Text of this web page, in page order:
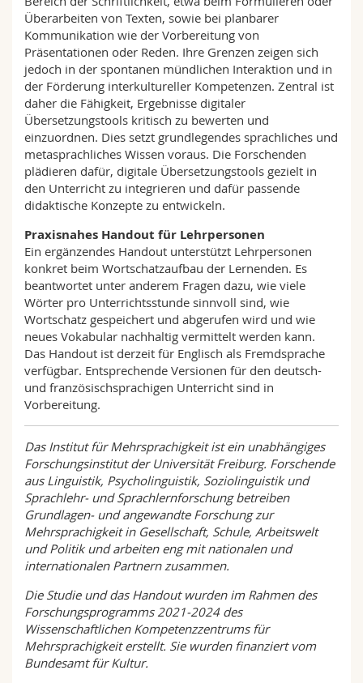
Überarbeiten von Texten, sowie bei planbarer
Kommunikation wie der Vorbereitung von
Präsentationen oder Reden. Ihre Grenzen zeigen sich
jedoch in der spontanen mündlichen Interaktion und in
der Förderung interkultureller Kompetenzen. Zentral ist
daher die Fähigkeit, Ergebnisse digitaler
Übersetzungstools kritisch zu bewerten und
einzuordnen. Dies setzt grundlegendes sprachliches und
metasprachliches Wissen voraus. Die Forschenden
plädieren dafür, digitale Übersetzungstools gezielt in
den Unterricht zu integrieren und dafür passende
didaktische Konzepte zu entwickeln.
Praxisnahes Handout für Lehrpersonen
Ein ergänzendes Handout unterstützt Lehrpersonen
konkret beim Wortschatzaufbau der Lernenden. Es
beantwortet unter anderem Fragen dazu, wie viele
Wörter pro Unterrichtsstunde sinnvoll sind, wie
Wortschatz gespeichert und abgerufen wird und wie
neues Vokabular nachhaltig vermittelt werden kann.
Das Handout ist derzeit für Englisch als Fremdsprache
verfügbar. Entsprechende Versionen für den deutsch-
und französischsprachigen Unterricht sind in
Vorbereitung.
Das Institut für Mehrsprachigkeit ist ein unabhängiges
Forschungsinstitut der Universität Freiburg. Forschende
aus Linguistik, Psycholinguistik, Soziolinguistik und
Sprachlehr- und Sprachlernforschung betreiben
Grundlagen- und angewandte Forschung zur
Mehrsprachigkeit in Gesellschaft, Schule, Arbeitswelt
und Politik und arbeiten eng mit nationalen und
internationalen Partnern zusammen.
Die Studie und das Handout wurden im Rahmen des
Forschungsprogramms 2021-2024 des
Wissenschaftlichen Kompetenzzentrums für
Mehrsprachigkeit erstellt. Sie wurden finanziert vom
Bundesamt für Kultur.